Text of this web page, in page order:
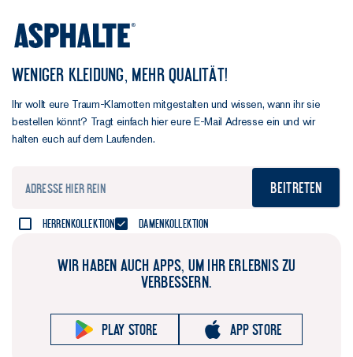
WENIGER KLEIDUNG, MEHR QUALITÄT!
Ihr wollt eure Traum-Klamotten mitgestalten und wissen, wann ihr sie
bestellen könnt? Tragt einfach hier eure E-Mail Adresse ein und wir
halten euch auf dem Laufenden.
Beitreten
Herrenkollektion Damenkollektion
WIR HABEN AUCH APPS, UM IHR ERLEBNIS ZU
VERBESSERN.
Play store App store